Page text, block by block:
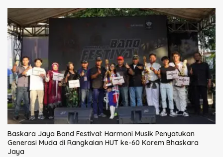
Baskara Jaya Band Festival: Harmoni Musik Penyatukan
Generasi Muda di Rangkaian HUT ke-60 Korem Bhaskara
Jaya